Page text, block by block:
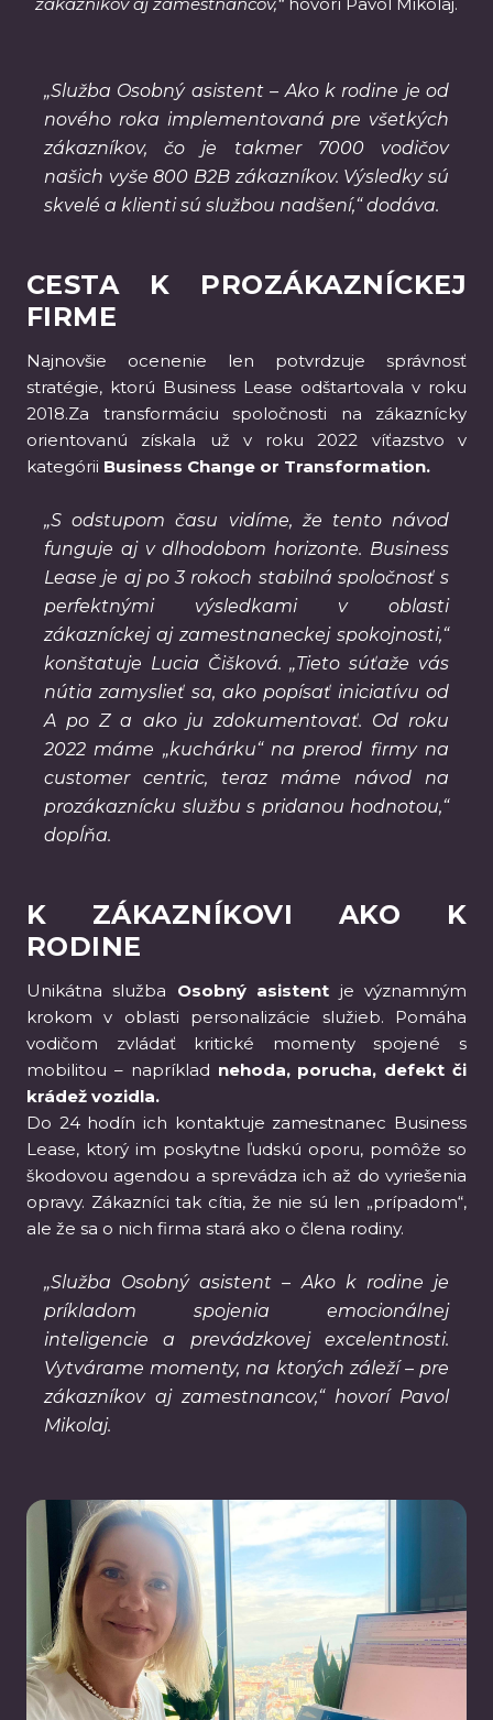
„Služba Osobný asistent – Ako k rodine je od
nového roka implementovaná pre všetkých
zákazníkov, čo je takmer 7000 vodičov
našich vyše 800 B2B zákazníkov. Výsledky sú
skvelé a klienti sú službou nadšení,“ dodáva.
CESTA K PROZÁKAZNÍCKEJ
FIRME
Najnovšie ocenenie len potvrdzuje správnosť
stratégie, ktorú Business Lease odštartovala v roku
2018.Za transformáciu spoločnosti na zákaznícky
orientovanú získala už v roku 2022 víťazstvo v
kategórii Business Change or Transformation.
„S odstupom času vidíme, že tento návod
funguje aj v dlhodobom horizonte. Business
Lease je aj po 3 rokoch stabilná spoločnosť s
perfektnými výsledkami v oblasti
zákazníckej aj zamestnaneckej spokojnosti,“
konštatuje Lucia Čišková. „Tieto súťaže vás
nútia zamyslieť sa, ako popísať iniciatívu od
A po Z a ako ju zdokumentovať. Od roku
2022 máme „kuchárku“ na prerod firmy na
customer centric, teraz máme návod na
prozákaznícku službu s pridanou hodnotou,“
dopĺňa.
K ZÁKAZNÍKOVI AKO K
RODINE
Unikátna služba Osobný asistent je významným
krokom v oblasti personalizácie služieb. Pomáha
vodičom zvládať kritické momenty spojené s
mobilitou – napríklad nehoda, porucha, defekt či
krádež vozidla.
Do 24 hodín ich kontaktuje zamestnanec Business
Lease, ktorý im poskytne ľudskú oporu, pomôže so
škodovou agendou a sprevádza ich až do vyriešenia
opravy. Zákazníci tak cítia, že nie sú len „prípadom“,
ale že sa o nich firma stará ako o člena rodiny.
„Služba Osobný asistent – Ako k rodine je
príkladom spojenia emocionálnej
inteligencie a prevádzkovej excelentnosti.
Vytvárame momenty, na ktorých záleží – pre
zákazníkov aj zamestnancov,“ hovorí Pavol
Mikolaj.